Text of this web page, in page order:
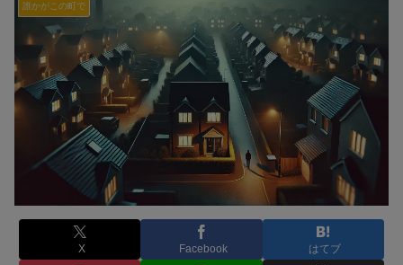
誰かがこの町で
X Facebook はてブ